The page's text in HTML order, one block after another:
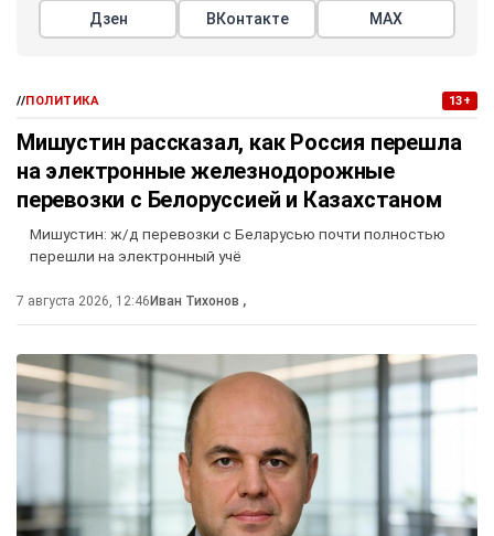
Дзен ВКонтакте МАХ
//ПОЛИТИКА 13+
Мишустин рассказал, как Россия перешла
на электронные железнодорожные
перевозки с Белоруссией и Казахстаном
Мишустин: ж/д перевозки с Беларусью почти полностью
перешли на электронный учё
7 августа 2026, 12:46Иван Тихонов ,